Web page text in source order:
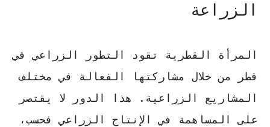
الزراعة
المرأة القطرية تقود التطور الزراعي في
قطر من خلال مشاركتها الفعالة في مختلف
المشاريع الزراعية. هذا الدور لا يقتصر
على المساهمة في الإنتاج الزراعي فحسب،